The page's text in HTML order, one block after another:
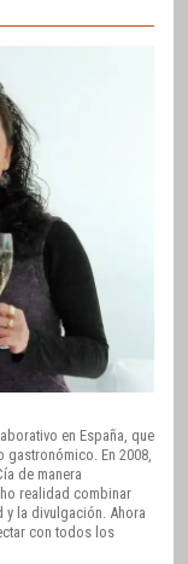
en España, que
gastronómico. En 2008,
de manera
realidad combinar
la divulgación. Ahora
con todos los